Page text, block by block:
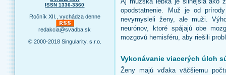
ISSN 1336-3360
Ročník XII., vychádza denne
redakcia@svadba.sk
© 2000-2018 Singularity, s.r.o.
opodstatnenie. Muž je od
nevymysleli ženy, ale muži.
neurónov, ktoré spájajú obe
mozgovú hemisféru, aby riešili
Vykonávanie viacerých úloh
Ženy majú vďaka väčšiemu